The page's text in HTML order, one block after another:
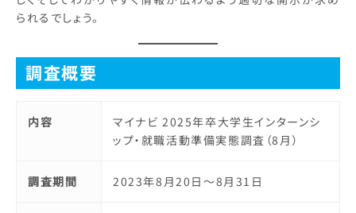
られるでしょう。
調査概要
内容
マイナビ 2025年卒大学生インターンシ
ップ・就職活動準備実態調査（8月）
調査期間 2023年8月20日～8月31日